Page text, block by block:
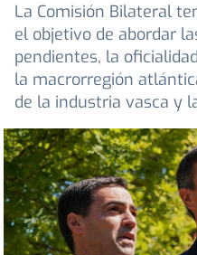
La Comisión Bilateral
el objetivo de abordar
pendientes, la
la macrorregión
de la industria vasca y